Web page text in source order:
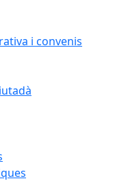
i convenis